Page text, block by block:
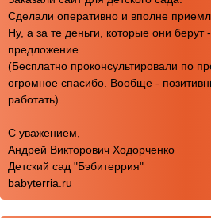
Сделали оперативно и вполне
Ну, а за те деньги, которые они
предложение.
(Бесплатно проконсультировали по
огромное спасибо. Вообще -
работать).
С уважением,
Андрей Викторович Ходорченко
Детский сад "Бэбитеррия"
babyterria.ru